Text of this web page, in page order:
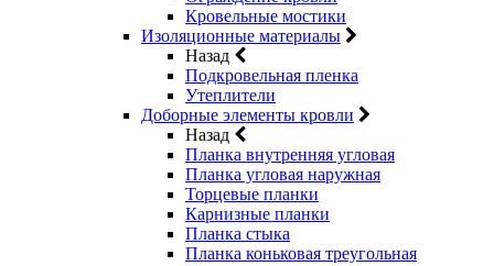
Кровельные мостики
Изоляционные материалы
Назад
Подкровельная пленка
Утеплители
Доборные элементы кровли
Назад
Планка внутренняя угловая
Планка угловая наружная
Торцевые планки
Карнизные планки
Планка стыка
Планка коньковая треугольная